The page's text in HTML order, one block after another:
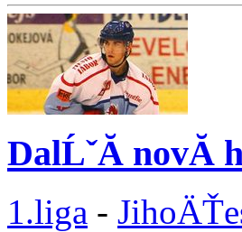
DalĹˇĂ­ novĂ­
1.liga -